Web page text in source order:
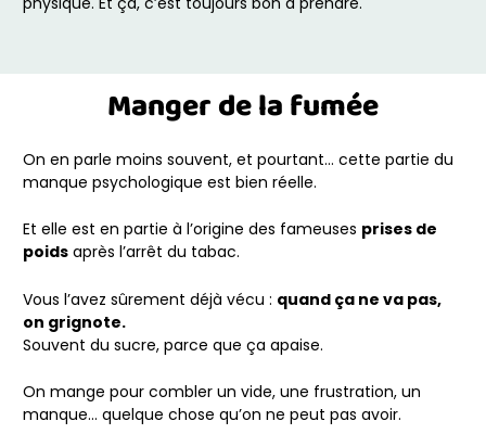
Manger de la fumée
On en parle moins souvent, et pourtant… cette partie du
manque psychologique est bien réelle.
Et elle est en partie à l’origine des fameuses prises de
poids après l’arrêt du tabac.
Vous l’avez sûrement déjà vécu : quand ça ne va pas,
on grignote.
Souvent du sucre, parce que ça apaise.
On mange pour combler un vide, une frustration, un
manque… quelque chose qu’on ne peut pas avoir.